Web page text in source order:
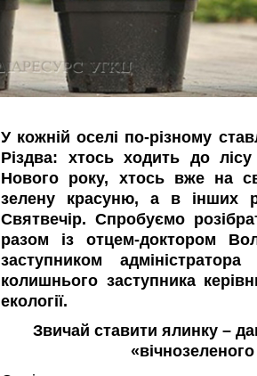
У кожній оселі по-різному
Різдва: хтось ходить до
Нового року, хтось вже на
зелену красуню, а в інших
Святвечір. Спробуємо
разом із отцем-доктором
заступником
колишнього заступника
екології.
Звичай ставити ялинку –